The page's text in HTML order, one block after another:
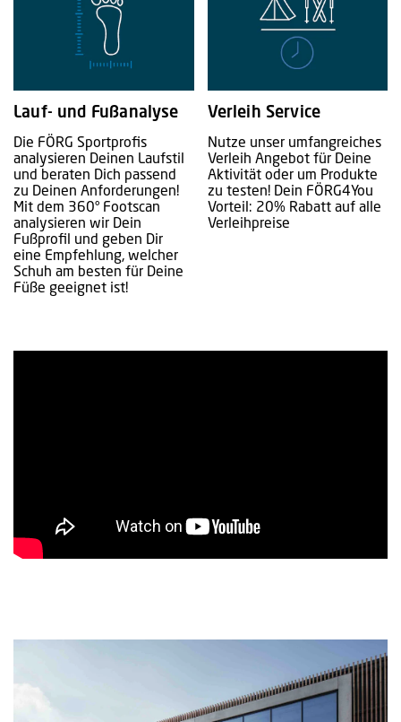
Lauf- und Fußanalyse
Die FÖRG Sportprofis
analysieren Deinen Laufstil
und beraten Dich passend
zu Deinen Anforderungen!
Mit dem 360° Footscan
analysieren wir Dein
Fußprofil und geben Dir
eine Empfehlung, welcher
Schuh am besten für Deine
Füße geeignet ist!
Verleih Service
Nutze unser umfangreiches
Verleih Angebot für Deine
Aktivität oder um Produkte
zu testen! Dein FÖRG4You
Vorteil: 20% Rabatt auf alle
Verleihpreise